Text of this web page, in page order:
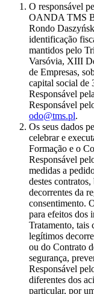
O responsável
OANDA TMS
Rondo
identificação
mantidos pelo
Varsóvia, XIII
de Empresas,
capital social de
Responsável
Responsável
odo@tms.pl.
Os seus dados
celebrar e
Formação e o
Responsável
medidas a
destes
decorrentes da
consentimento.
para efeitos dos
Tratamento, tais
legítimos
ou do Contrato
segurança,
Responsável
diferentes dos
particular, por